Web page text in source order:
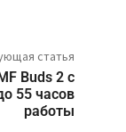
статья
Buds 2 с
55 часов
работы